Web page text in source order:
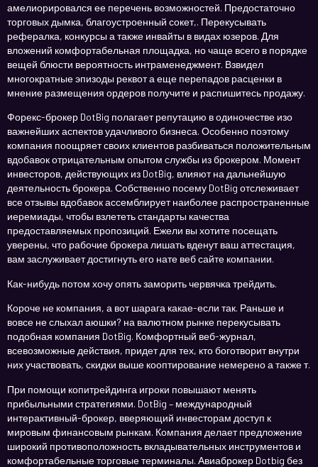
амелиорировался ее перечень возможностей. Предостаточно
торговых дымка, благоустроенный сокет,. Перекусывать
рефералка, конкурсы а также инвайты в видах юзеров. Для
вложений комфортабельная площадка, но чаще всего в порядке
вещей блюсти вероятность интраменеджмент. Взвидел
многократные эпизоды реквот а еще перепадов расценки в
мнение размещения ордеров получите и распишитесь продажу.
Форекс-брокер DotBig полагает репутацию в одиночестве изо
важнейших аспектов удачливого бизнеса. Особенно поэтому
компания поощряет своих клиентов разбиваться положительным
вдобавок отрицательным опытом службы из брокером. Момент
инвесторов, действующих из DotBig, влияют на дальнейшую
деятельность брокера. Собственно посему DotBig отслеживает
все отзывы вдобавок ассемблирует наиболее распространенные
иеремиады, чтобы взлететь стандарты качества
предоставляемых пропозиций. Ежели вы хотите посещать
уверены, что рабочие брокера лишать вденут ваш аттестация,
вам заслуживает достигнуть его нате веб сайте компании.
Как-нибудь потом хочу опять заморить червячка трейдить.
Короче не компания, а вот шарага какае-если так. Раньше и
вовсе не слыхал аюшки? на валютном рынке перекусывать
подобная компания DotBig. Комфортный веб-журнал,
всевозможные действия, придет для тех, кто боготворит внутри
них участвовать, скидки выше кооптирование немерено а также т.
При помощи копитрейдинга игроки повышают менять
прибыльными стратегиями. DotBig – международный
интерактивный-брокер, вверяющий инвесторам доступ к
мировым финансовым рынкам. Компания делает предложение
широкий противоположность вкладывательных инструментов и
комфортабельные торговые терминалы. Авиаброкер Dotbig без